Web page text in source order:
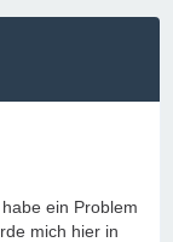
ein Problem
mich hier in